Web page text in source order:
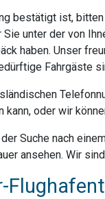
bestätigt ist,
unter der von
haben. Unser
Fahrgäste
kann, oder wir
Suche nach
ansehen. Wir